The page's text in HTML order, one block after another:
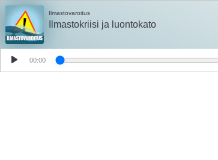
Ilmastovaroitus
Ilmastokriisi ja luontokato
00:00